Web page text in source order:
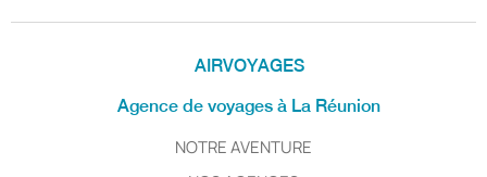
AIRVOYAGES
Agence de voyages à La Réunion
NOTRE AVENTURE